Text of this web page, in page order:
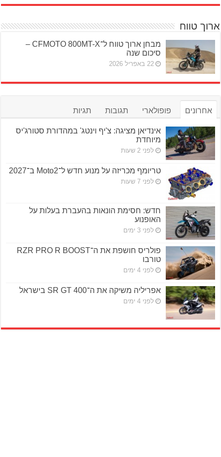
ארוך טווח
מבחן ארוך טווח ל־CFMOTO 800MT-X –
סיכום שנה
22 באפריל 2026
אחרונים פופולארי תגובות תגיות
אינדיאן מציגה: צ'יף וינטג' במהדורת סטורג'יס
מיוחדת
לפני 2 שעות
טריומף מכריזה על מנוע חדש ל־Moto2 ב־2027
לפני 7 שעות
חדש: חסימת הונאות בהעברת בעלות על
האופנוע
לפני 3 ימים
פולריס חושפת את ה־RZR PRO R BOOST
טורבו
לפני 4 ימים
אפריליה משיקה את ה־SR GT 400 בישראל
לפני 4 ימים